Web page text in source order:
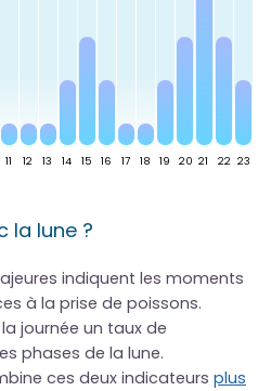
la lune ?
indiquent les moments
à la prise de poissons.
journée un taux de
phases de la lune.
ces deux indicateurs plus